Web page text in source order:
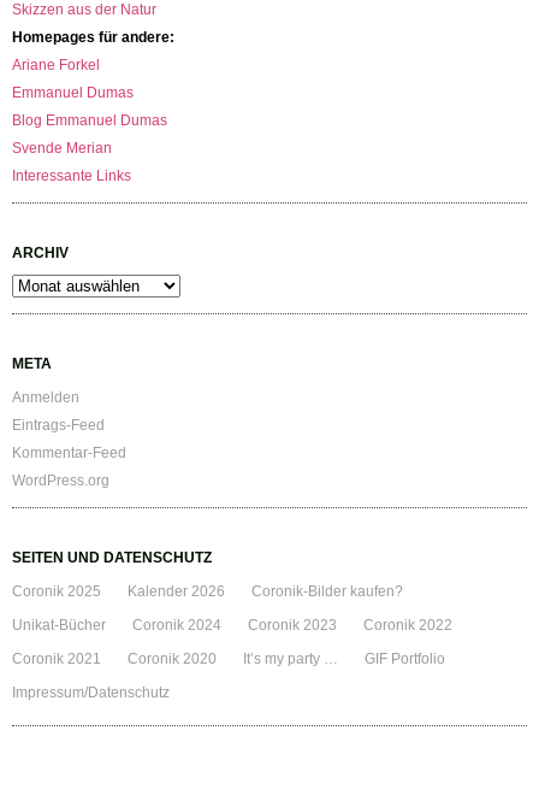
Skizzen aus der Natur
Homepages für andere:
Ariane Forkel
Emmanuel Dumas
Blog Emmanuel Dumas
Svende Merian
Interessante Links
ARCHIV
Archiv
META
Anmelden
Eintrags-Feed
Kommentar-Feed
WordPress.org
SEITEN UND DATENSCHUTZ
Coronik 2025
Kalender 2026
Coronik-Bilder kaufen?
Unikat-Bücher
Coronik 2024 Coronik 2023
Coronik 2022
Coronik 2021
Coronik 2020 It’s my party …
GIF Portfolio
Impressum/Datenschutz